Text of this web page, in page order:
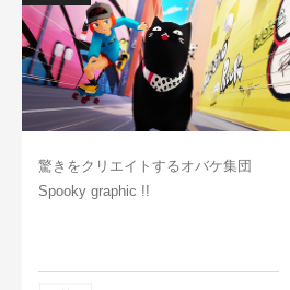
驚きをクリエイトするオバケ集団
Spooky graphic !!